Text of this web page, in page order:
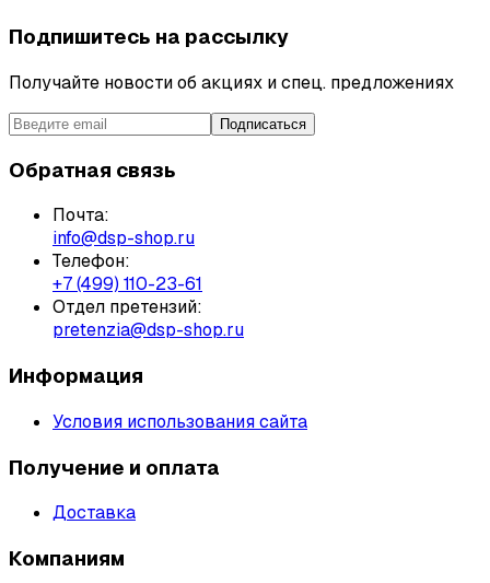
Подпишитесь на рассылку
Получайте новости об акциях и спец. предложениях
Подписаться
Обратная связь
Почта:
info@dsp-shop.ru
Телефон:
+7 (499) 110-23-61
Отдел претензий:
pretenzia@dsp-shop.ru
Информация
Условия использования сайта
Получение и оплата
Доставка
Компаниям